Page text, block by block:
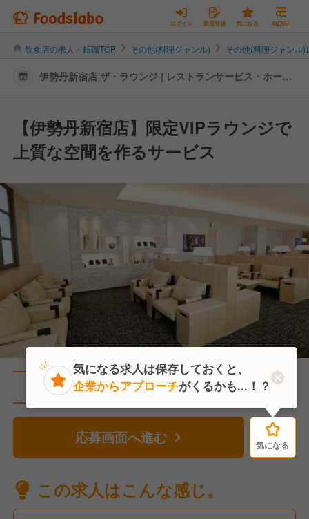
ログイン 新規登録 気になる MENU
飲食店の求人・転職TOP その他(料理ジャンル) その他(料理ジャンル
伊勢丹新宿店 ザ・ラウンジ | レストランサービス・ホール
【伊勢丹新宿店】限定VIPラウンジで
上質な空間を作るサービス
直近3人がこの求人を検討中
応募画面へ進む 気になる
この求人はこんな感じ。
気になる
気になる求人は保存しておくと、
企業からアプローチがくるかも...！？